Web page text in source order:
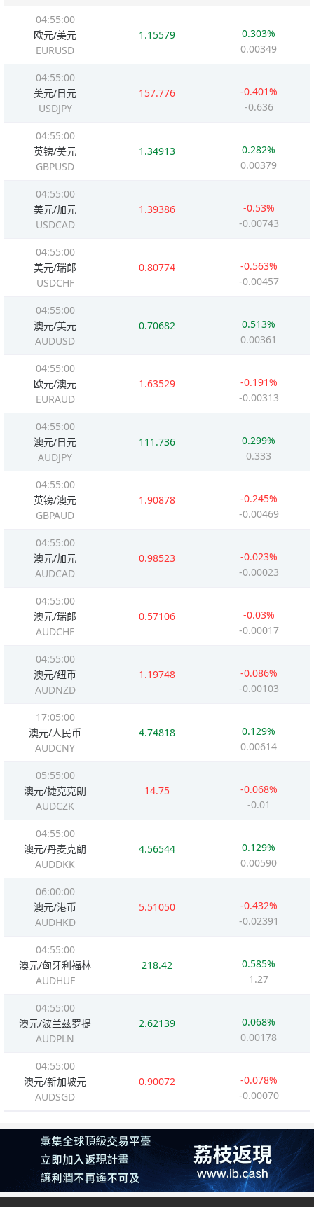
04:55:00
欧元/美元
EURUSD
1.15579
0.303%
0.00349
04:55:00
美元/日元
USDJPY
157.776
-0.401%
-0.636
04:55:00
英镑/美元
GBPUSD
1.34913
0.282%
0.00379
04:55:00
美元/加元
USDCAD
1.39386
-0.53%
-0.00743
04:55:00
美元/瑞郎
USDCHF
0.80774
-0.563%
-0.00457
04:55:00
澳元/美元
AUDUSD
0.70682
0.513%
0.00361
04:55:00
欧元/澳元
EURAUD
1.63529
-0.191%
-0.00313
04:55:00
澳元/日元
AUDJPY
111.736
0.299%
0.333
04:55:00
英镑/澳元
GBPAUD
1.90878
-0.245%
-0.00469
04:55:00
澳元/加元
AUDCAD
0.98523
-0.023%
-0.00023
04:55:00
澳元/瑞郎
AUDCHF
0.57106
-0.03%
-0.00017
04:55:00
澳元/纽币
AUDNZD
1.19748
-0.086%
-0.00103
17:05:00
澳元/人民币
AUDCNY
4.74818
0.129%
0.00614
05:55:00
澳元/捷克克朗
AUDCZK
14.75
-0.068%
-0.01
04:55:00
澳元/丹麦克朗
AUDDKK
4.56544
0.129%
0.00590
06:00:00
澳元/港币
AUDHKD
5.51050
-0.432%
-0.02391
04:55:00
澳元/匈牙利福林
AUDHUF
218.42
0.585%
1.27
04:55:00
澳元/波兰兹罗提
AUDPLN
2.62139
0.068%
0.00178
04:55:00
澳元/新加坡元
AUDSGD
0.90072
-0.078%
-0.00070